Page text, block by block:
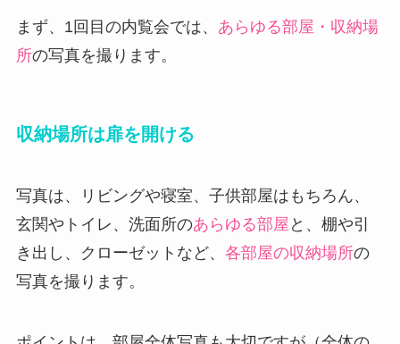
まず、1回目の内覧会では、 あらゆる部屋・収納場
所の写真を撮ります。
収納場所は扉を開ける
写真は、リビングや寝室、子供部屋はもちろん、
玄関やトイレ、洗面所のあらゆる部屋 と、棚や引
き出し、クローゼットなど、 各部屋の収納場所の
写真を撮ります。